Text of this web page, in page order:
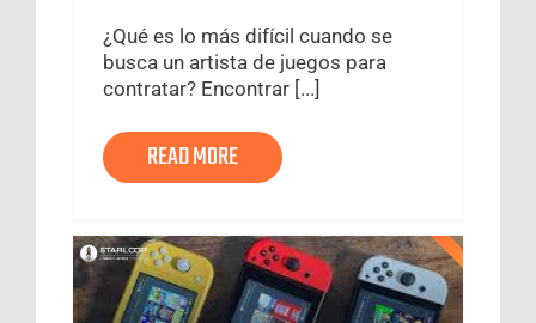
¿Qué es lo más difícil cuando se
busca un artista de juegos para
contratar? Encontrar [...]
READ MORE